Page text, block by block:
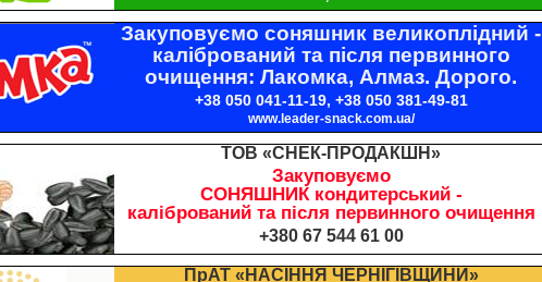
Закуповуємо соняшник великоплідний -
калібрований та після первинного
очищення: Лакомка, Алмаз. Дорого.
+38 050 041-11-19, +38 050 381-49-81
www.leader-snack.com.ua/
ТОВ «СНЕК-ПРОДАКШН»
Закуповуємо
СОНЯШНИК кондитерський -
калібрований та після первинного очищення
+380 67 544 61 00
ПрАТ «НАСІННЯ ЧЕРНІГІВЩИНИ»